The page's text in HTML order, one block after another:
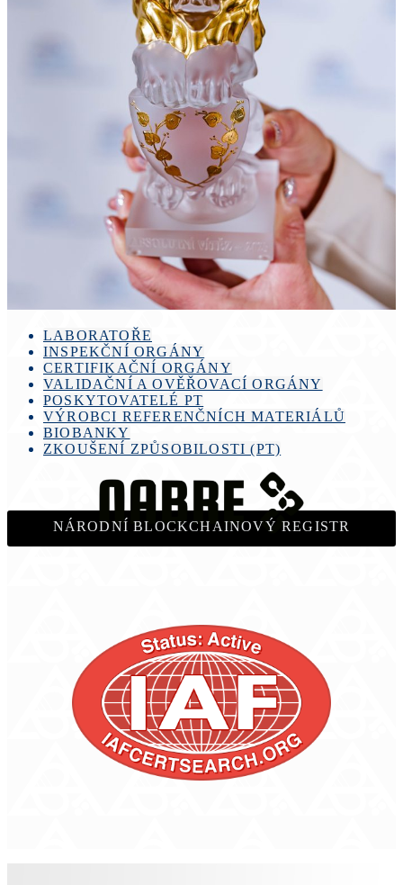
LABORATOŘE
INSPEKČNÍ ORGÁNY
CERTIFIKAČNÍ ORGÁNY
VALIDAČNÍ A OVĚŘOVACÍ ORGÁNY
POSKYTOVATELÉ PT
VÝROBCI REFERENČNÍCH MATERIÁLŮ
BIOBANKY
ZKOUŠENÍ ZPŮSOBILOSTI (PT)
NÁRODNÍ BLOCKCHAINOVÝ REGISTR